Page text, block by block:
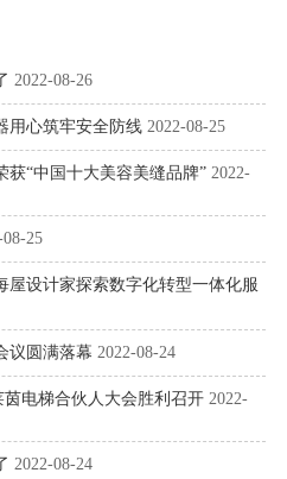
2022-08-26
用心筑牢安全防线 2022-08-25
“中国十大美容美缝品牌” 2022-
08-25
屋设计家探索数字化转型一体化服
议圆满落幕 2022-08-24
茵电梯合伙人大会胜利召开 2022-
2022-08-24